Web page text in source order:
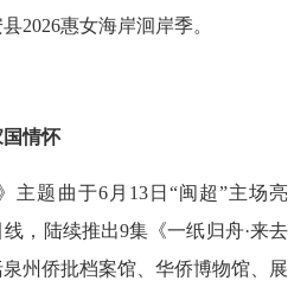
2026惠女海岸洄岸季。
情怀
题曲于6月13日“闽超”主场亮
，陆续推出9集《一纸归舟·来去
州侨批档案馆、华侨博物馆、展